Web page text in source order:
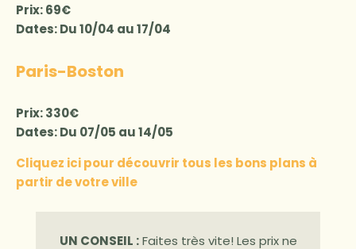
Prix: 69€
Dates: Du 10/04 au 17/04
Paris-Boston
Prix: 330€
Dates: Du 07/05 au 14/05
Cliquez ici pour découvrir tous les bons plans à
partir de votre ville
UN CONSEIL :Faites très vite! Les prix ne